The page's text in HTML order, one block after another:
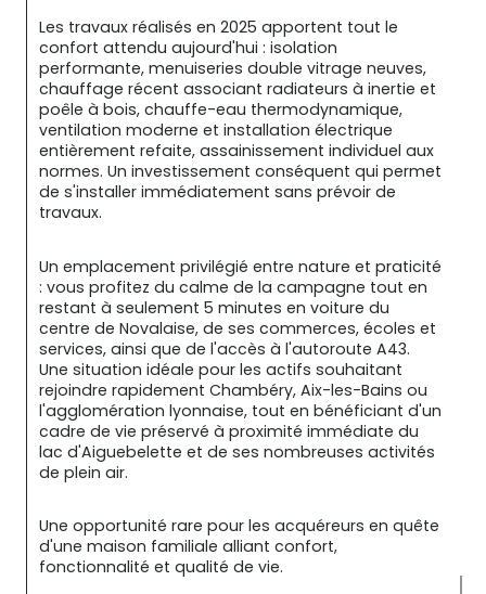
Les travaux réalisés en 2025 apportent tout le
confort attendu aujourd'hui : isolation
performante, menuiseries double vitrage neuves,
chauffage récent associant radiateurs à inertie et
poêle à bois, chauffe-eau thermodynamique,
ventilation moderne et installation électrique
entièrement refaite, assainissement individuel aux
normes. Un investissement conséquent qui permet
de s'installer immédiatement sans prévoir de
travaux.
Un emplacement privilégié entre nature et praticité
: vous profitez du calme de la campagne tout en
restant à seulement 5 minutes en voiture du
centre de Novalaise, de ses commerces, écoles et
services, ainsi que de l'accès à l'autoroute A43.
Une situation idéale pour les actifs souhaitant
rejoindre rapidement Chambéry, Aix-les-Bains ou
l'agglomération lyonnaise, tout en bénéficiant d'un
cadre de vie préservé à proximité immédiate du
lac d'Aiguebelette et de ses nombreuses activités
de plein air.
Une opportunité rare pour les acquéreurs en quête
d'une maison familiale alliant confort,
fonctionnalité et qualité de vie.